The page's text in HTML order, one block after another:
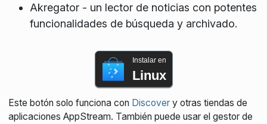
Akregator - un lector de noticias con potentes
funcionalidades de búsqueda y archivado.
Instalar en
Linux
Este botón solo funciona con Discovery otras tiendas de
aplicaciones AppStream. También puede usar el gestor de